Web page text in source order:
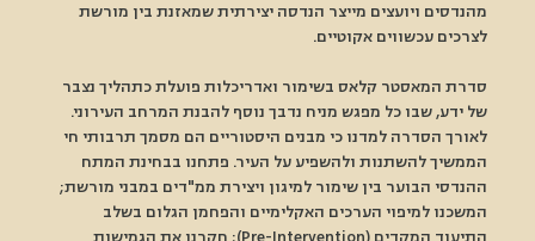
מהנדסים ויועצים מייצר הנדסה יצירתית שמאזנת בין מורשת
לצרכים עכשווים אקוטיים.
סדרת המאסטר קלאס בשימור ואדריכלות פועלת כתהליך נצבר
של ידע, שבו כל מפגש מניח נדבך נוסף להבנת המרחב העירוני.
לאורך הסדרה למדנו כי מבנים היסטוריים הם מסמך תרבותי חי
הממשיך להשתנות ולהשפיע על העיר. פתחנו בבחינת המתח
ההנדסי הבוער בין שימור למיגון ויצירת ממ"דים במבני מורשת;
המשכנו למיפוי הערכים האקלימיים והפחמן הגלום בשלב